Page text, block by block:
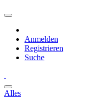
Anmelden
Registrieren
Suche
Alles